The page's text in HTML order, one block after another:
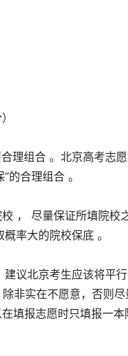
理组合 。北京高考志
的合理组合 。
， 尽量保证所填院
率大的院校保底 。
建议北京考生应该将平
非实在不愿意，否则
填报志愿时只填报一